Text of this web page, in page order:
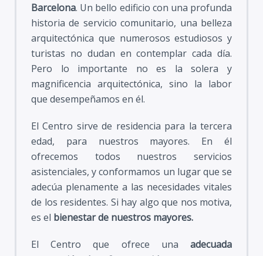
Barcelona. Un bello edificio con una profunda
historia de servicio comunitario, una belleza
arquitectónica que numerosos estudiosos y
turistas no dudan en contemplar cada día.
Pero lo importante no es la solera y
magnificencia arquitectónica, sino la labor
que desempeñamos en él.
El Centro sirve de residencia para la tercera
edad, para nuestros mayores. En él
ofrecemos todos nuestros servicios
asistenciales, y conformamos un lugar que se
adecúa plenamente a las necesidades vitales
de los residentes. Si hay algo que nos motiva,
es el bienestar de nuestros mayores.
El Centro que ofrece una adecuada